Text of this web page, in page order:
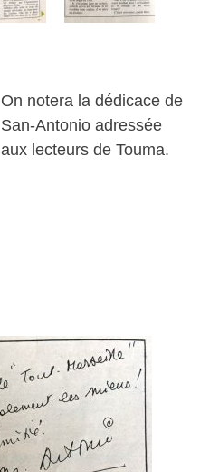
On notera la dédicace de
San-Antonio adressée
aux lecteurs de Touma.